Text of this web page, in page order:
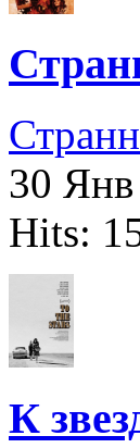
30
Hits:
К